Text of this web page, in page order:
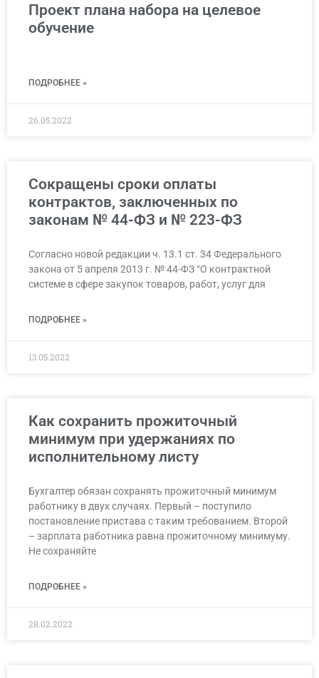
Проект плана набора на целевое
обучение
ПОДРОБНЕЕ »
26.05.2022
Сокращены сроки оплаты
контрактов, заключенных по
законам № 44-ФЗ и № 223-ФЗ
Согласно новой редакции ч. 13.1 ст. 34 Федерального
закона от 5 апреля 2013 г. № 44-ФЗ “О контрактной
системе в сфере закупок товаров, работ, услуг для
ПОДРОБНЕЕ »
13.05.2022
Как сохранить прожиточный
минимум при удержаниях по
исполнительному листу
Бухгалтер обязан сохранять прожиточный минимум
работнику в двух случаях. Первый – поступило
постановление пристава с таким требованием. Второй
– зарплата работника равна прожиточному минимуму.
Не сохраняйте
ПОДРОБНЕЕ »
28.02.2022